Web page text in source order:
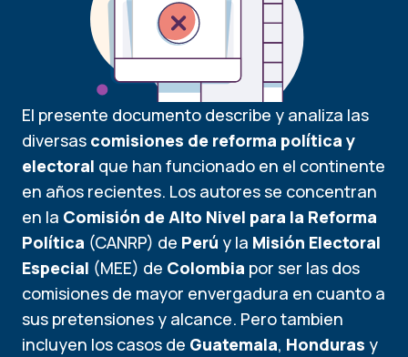
El presente documento describe y analiza las
diversas comisiones de reforma política y
electoral que han funcionado en el continente
en años recientes. Los autores se concentran
en la Comisión de Alto Nivel para la Reforma
Política (CANRP) de Perú y la Misión Electoral
Especial (MEE) de Colombia por ser las dos
comisiones de mayor envergadura en cuanto a
sus pretensiones y alcance. Pero tambien
incluyen los casos de Guatemala, Honduras y